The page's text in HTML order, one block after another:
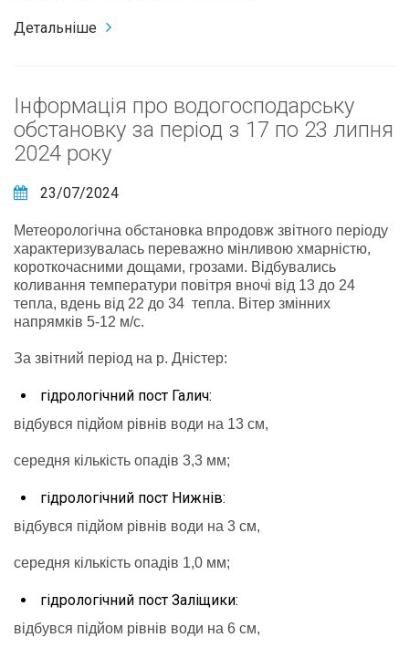
Детальніше
Інформація про водогосподарську
обстановку за період з 17 по 23 липня
2024 року
23/07/2024
Метеорологічна обстановка впродовж звітного періоду
характеризувалась переважно мінливою хмарністю,
короткочасними дощами, грозами. Відбувались
коливання температури повітря вночі від 13 до 24
тепла, вдень від 22 до 34 тепла. Вітер змінних
напрямків 5-12 м/с.
За звітний період на р. Дністер:
гідрологічний пост Галич:
відбувся підйом рівнів води на 13 см,
середня кількість опадів 3,3 мм;
гідрологічний пост Нижнів:
відбувся підйом рівнів води на 3 см,
середня кількість опадів 1,0 мм;
гідрологічний пост Заліщики:
відбувся підйом рівнів води на 6 см,